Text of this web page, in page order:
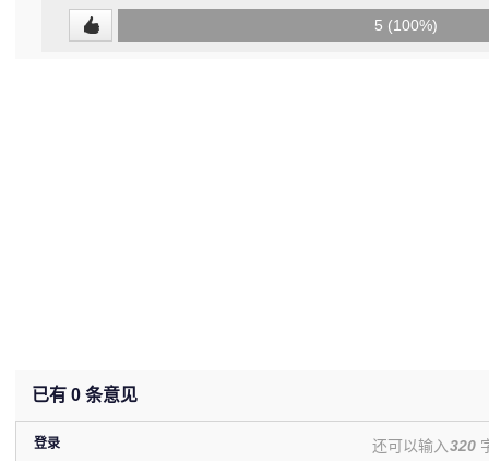
5 (100%)
已有 0 条意见
登录 还可以输入320